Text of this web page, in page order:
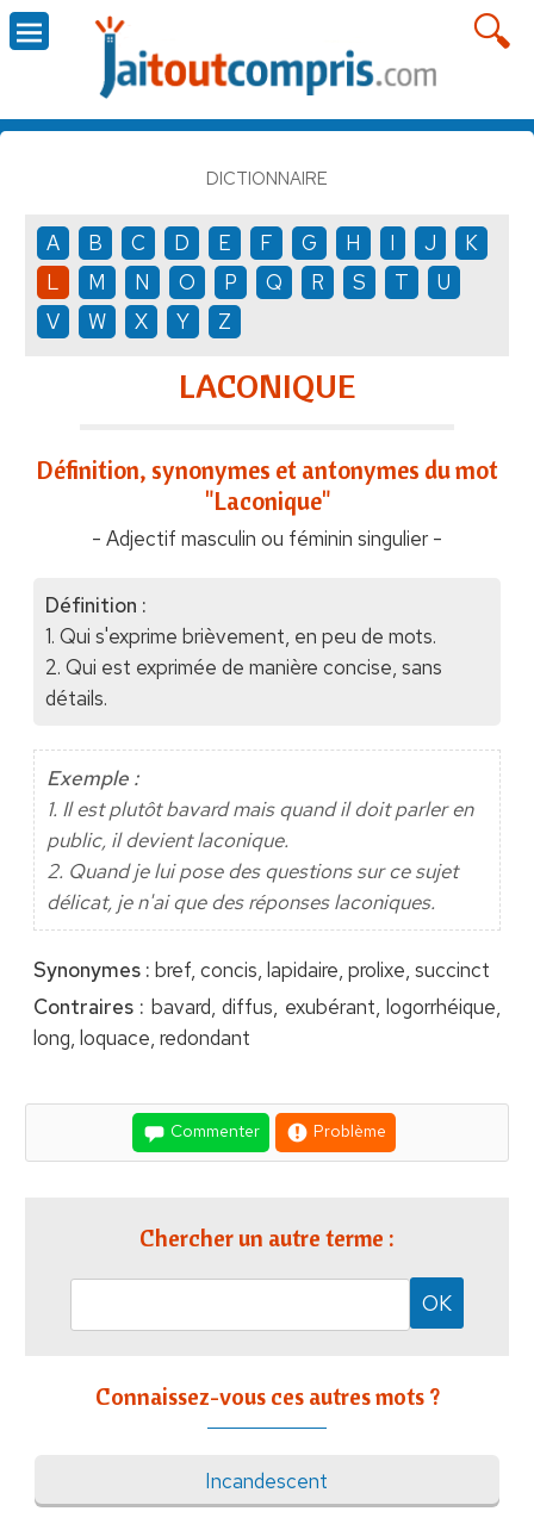
DICTIONNAIRE
A B C D E F G H I J
K
L
M N O P Q R S T
U
V
W X Y Z
LACONIQUE
Définition, synonymes et antonymes du mot
"Laconique"
- Adjectif masculin ou féminin singulier -
Définition :
1. Qui s'exprime brièvement, en peu de mots.
2. Qui est exprimée de manière concise, sans
détails.
Exemple :
1. Il est plutôt bavard mais quand il doit parler en
public, il devient laconique.
2. Quand je lui pose des questions sur ce sujet
délicat, je n'ai que des réponses laconiques.
Synonymes : bref, concis, lapidaire, prolixe, succinct
Contraires : bavard, diffus, exubérant, logorrhéique,
long, loquace, redondant
Commenter Problème
Chercher un autre terme :
Connaissez-vous ces autres mots ?
Incandescent